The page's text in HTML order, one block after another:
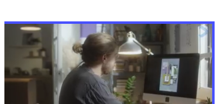
うとしたか 建築会社社長の
男ら2人逮捕 東京・足立区